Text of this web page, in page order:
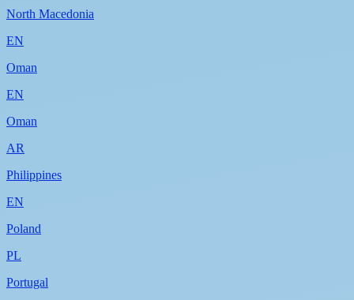
North Macedonia
EN
Oman
EN
Oman
AR
Philippines
EN
Poland
PL
Portugal